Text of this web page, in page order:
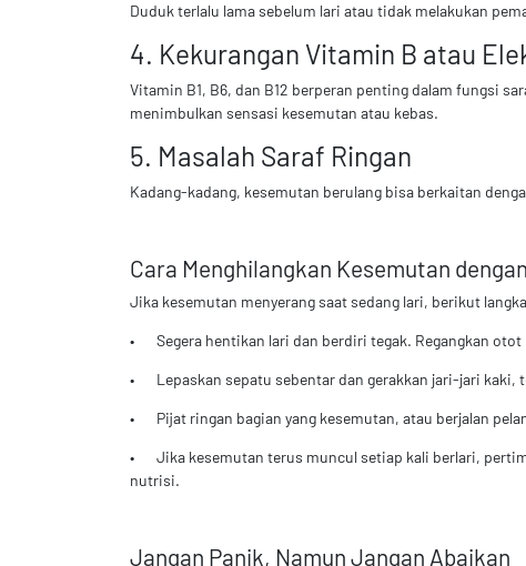
Duduk terlalu lama sebelum lari atau tidak melakukan
4. Kekurangan Vitamin B atau
Vitamin B1, B6, dan B12 berperan penting dalam fungsi
menimbulkan sensasi kesemutan atau kebas.
5. Masalah Saraf Ringan
Kadang-kadang, kesemutan berulang bisa berkaitan
Cara Menghilangkan Kesemutan
Jika kesemutan menyerang saat sedang lari, berikut
• Segera hentikan lari dan berdiri tegak. Regangkan
• Lepaskan sepatu sebentar dan gerakkan jari-jari
• Pijat ringan bagian yang kesemutan, atau berjalan
•
Jika kesemutan terus muncul setiap kali berlari,
nutrisi.
Jangan Panik, Namun Jangan Abaikan